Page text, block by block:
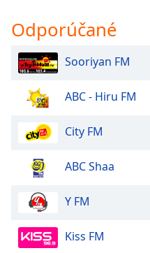
Odporúčané
Sooriyan FM
ABC - Hiru FM
City FM
ABC Shaa
Y FM
Kiss FM